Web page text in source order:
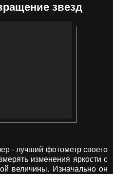
звезд
- лучший фотометр своего
изменения яркости с
величины. Изначально он